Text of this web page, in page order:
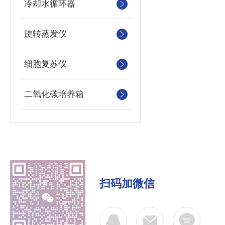
冷却水循环器
旋转蒸发仪
细胞复苏仪
二氧化碳培养箱
扫码加微信